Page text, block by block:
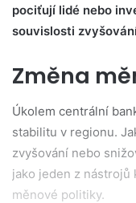
pociťují lidé nebo
souvislosti
Změna
Úkolem centrální
stabilitu v regionu.
zvyšování nebo
jako jeden z nástrojů
měnové politiky.